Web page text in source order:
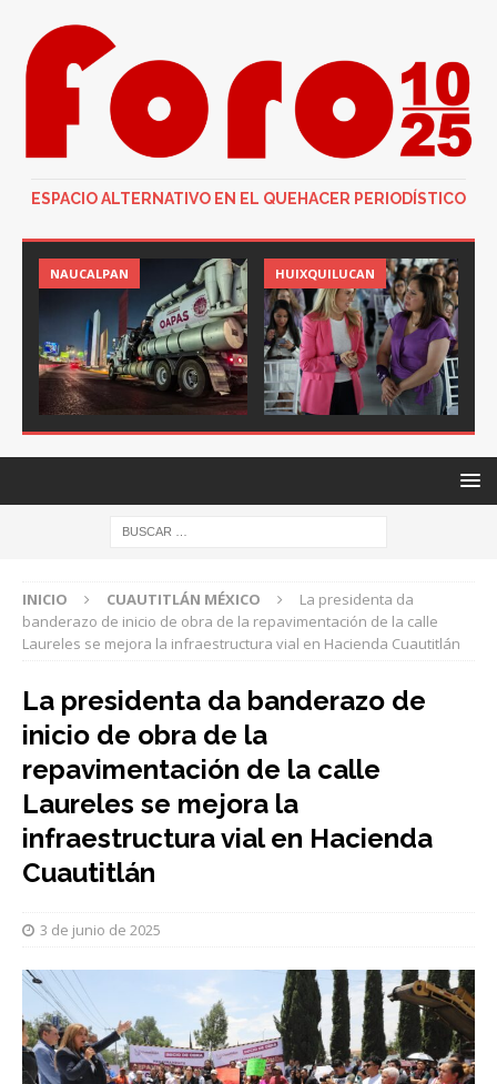
ESPACIO ALTERNATIVO EN EL QUEHACER PERIODÍSTICO
NAUCALPAN HUIXQUILUCAN
INICIO CUAUTITLÁN MÉXICO
La presidenta da
banderazo de inicio de obra de la repavimentación de la calle
Laureles se mejora la infraestructura vial en Hacienda Cuautitlán
La presidenta da banderazo de
inicio de obra de la
repavimentación de la calle
Laureles se mejora la
infraestructura vial en Hacienda
Cuautitlán
3 de junio de 2025